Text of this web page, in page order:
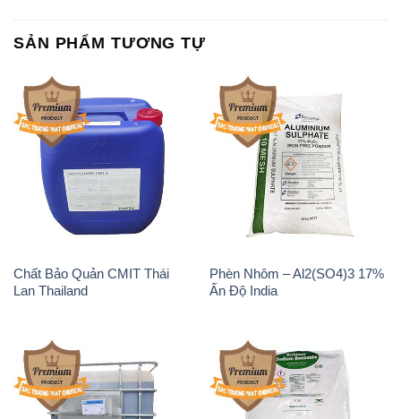
Chất Bảo Quản CMIT Thái
Lan Thailand
Phèn Nhôm – Al2(SO4)3 17%
Ấn Độ India